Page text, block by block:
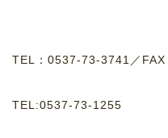
TEL：0537-73-3741 ／
TEL:0537-73-1255